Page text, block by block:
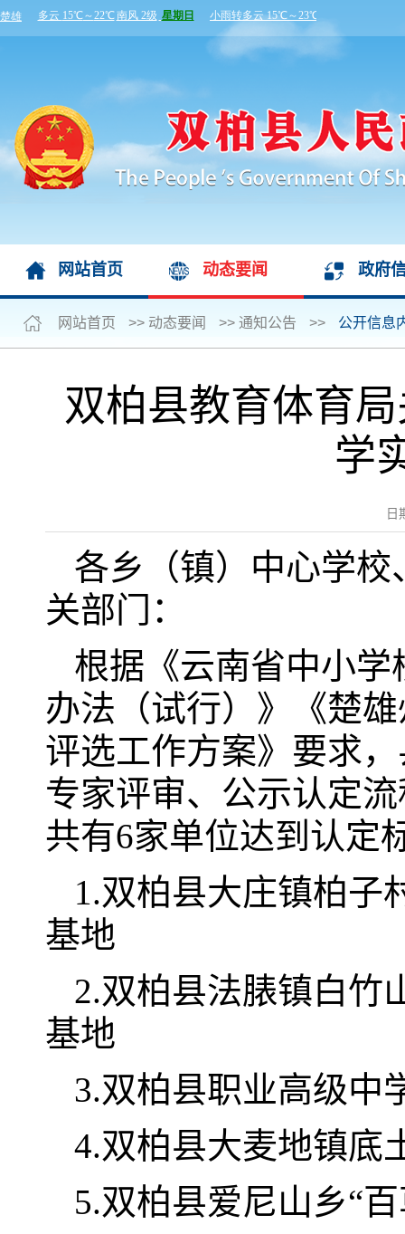
网站首页 动态要闻 政府
网站首页 >> 动态要闻 >> 通知公告 >> 公开信息
双柏县教育体育
学
日
各乡（镇）中心学
关部门：
根据《云南省中小
办法（试行）》《楚
评选工作方案》要求
专家评审、公示认定
共有6家单位达到认定
1.双柏县大庄镇柏子
基地
2.双柏县法脿镇白竹
基地
3.双柏县职业高级中
4.双柏县大麦地镇底
5.双柏县爱尼山乡“